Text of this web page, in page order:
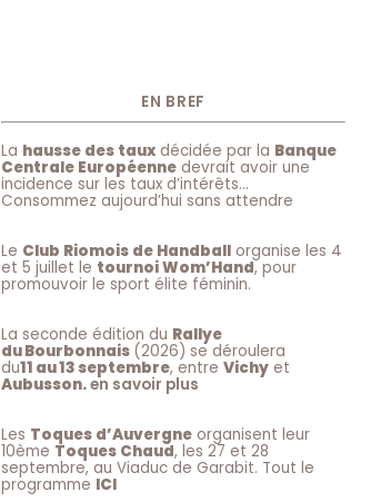
EN BREF
La hausse des taux décidée par la Banque
Centrale Européenne devrait avoir une
incidence sur les taux d’intérêts…
Consommez aujourd’hui sans attendre
Le Club Riomois de Handball organise les 4
et 5 juillet le tournoi Wom’Hand, pour
promouvoir le sport élite féminin.
La seconde édition du Rallye
du Bourbonnais (2026) se déroulera
du11 au 13 septembre, entre Vichy et
Aubusson.en savoir plus
Les Toques d’Auvergne organisent leur
10ème Toques Chaud, les 27 et 28
septembre, au Viaduc de Garabit. Tout le
programme ICI